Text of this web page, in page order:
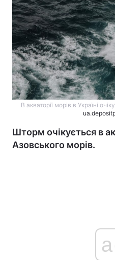
В акваторії морів в Україні
Шторм очікується в
Азовського морів.